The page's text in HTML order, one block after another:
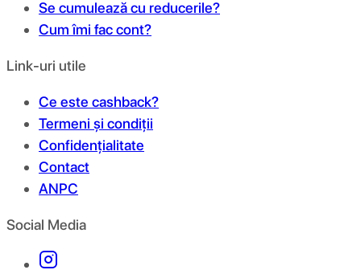
Se cumulează cu reducerile?
Cum îmi fac cont?
Link-uri utile
Ce este cashback?
Termeni și condiții
Confidențialitate
Contact
ANPC
Social Media